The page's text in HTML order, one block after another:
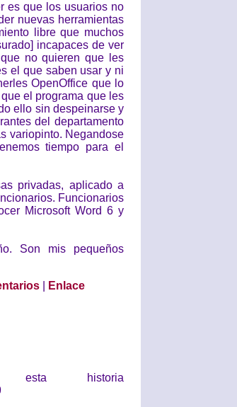
es que los usuarios no
nuevas herramientas
libre que muchos
incapaces de ver
no quieren que les
el que saben usar y ni
OpenOffice que lo
el programa que les
ello sin despeinarse y
del departamento
variopinto. Negandose
tiempo para el
privadas, aplicado a
Funcionarios
Microsoft Word 6 y
Son mis pequeños
Enlace
historia